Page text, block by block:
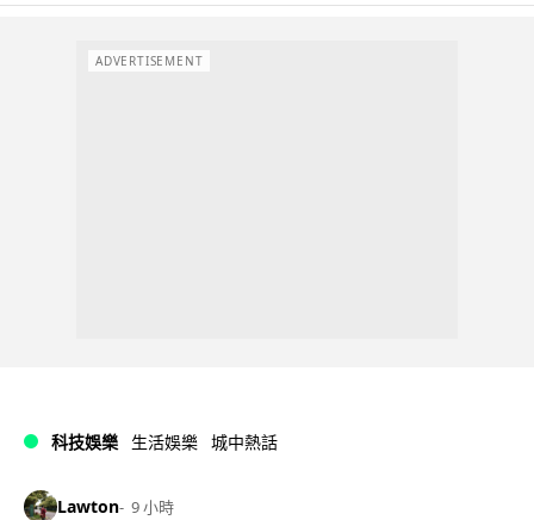
ADVERTISEMENT
科技娛樂 生活娛樂 城中熱話
Lawton 9 小時